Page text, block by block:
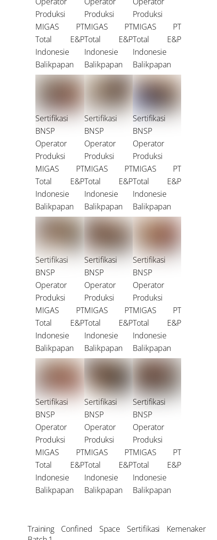
Produksi
MIGAS PT
Total E&P
Indonesie
Balikpapan
Produksi
MIGAS PT
Total E&P
Indonesie
Balikpapan
Produksi
MIGAS PT
Total E&P
Indonesie
Balikpapan
Sertifikasi
BNSP
Operator
Produksi
MIGAS PT
Total E&P
Indonesie
Balikpapan
Sertifikasi
BNSP
Operator
Produksi
MIGAS PT
Total E&P
Indonesie
Balikpapan
Sertifikasi
BNSP
Operator
Produksi
MIGAS PT
Total E&P
Indonesie
Balikpapan
Sertifikasi
BNSP
Operator
Produksi
MIGAS PT
Total E&P
Indonesie
Balikpapan
Sertifikasi
BNSP
Operator
Produksi
MIGAS PT
Total E&P
Indonesie
Balikpapan
Sertifikasi
BNSP
Operator
Produksi
MIGAS PT
Total E&P
Indonesie
Balikpapan
Sertifikasi
BNSP
Operator
Produksi
MIGAS PT
Total E&P
Indonesie
Balikpapan
Sertifikasi
BNSP
Operator
Produksi
MIGAS PT
Total E&P
Indonesie
Balikpapan
Sertifikasi
BNSP
Operator
Produksi
MIGAS PT
Total E&P
Indonesie
Balikpapan
Training Confined Space Sertifikasi Kemenaker